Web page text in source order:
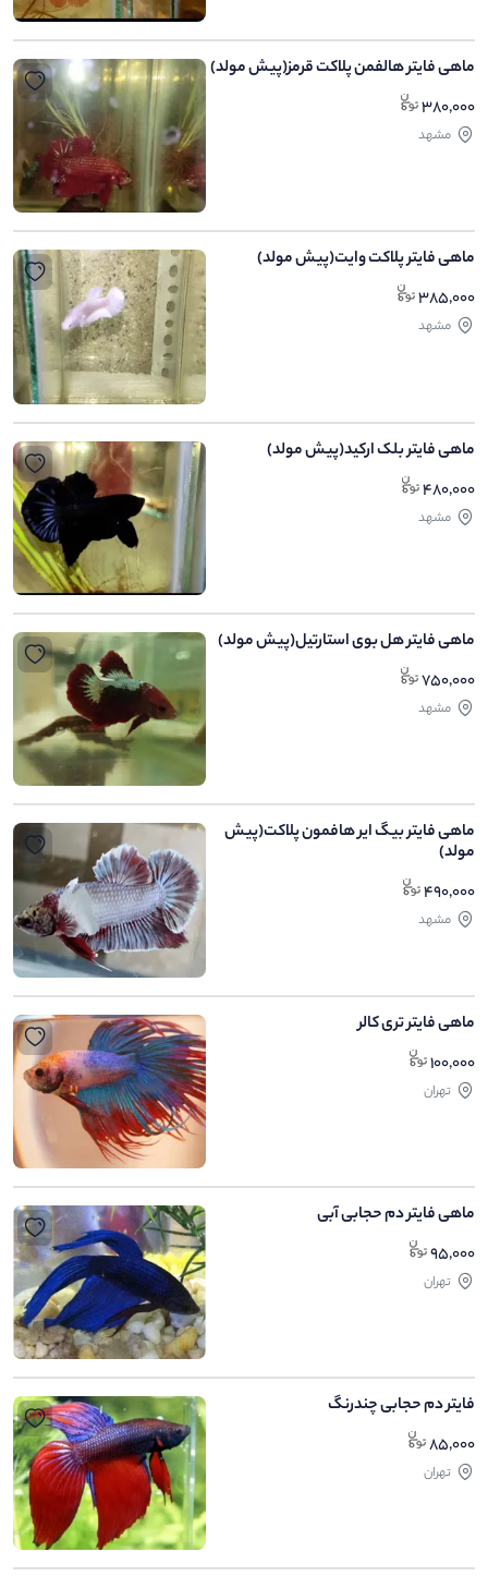
ماهی فایتر هالفمن پلاکت قرمز(پیش مولد)
380,000
مشهد
ماهی فایتر پلاکت وایت(پیش مولد)
385,000
مشهد
ماهی فایتر بلک ارکید(پیش مولد)
480,000
مشهد
ماهی فایتر هل بوی استارتیل(پیش مولد)
750,000
مشهد
ماهی فایتر بیگ ایر هافمون پلاکت(پیش
مولد)
490,000
مشهد
ماهی فایتر تری کالر
100,000
تهران
ماهی فایتر دم حجابی آبی
95,000
تهران
فایتر دم حجابی چندرنگ
85,000
تهران